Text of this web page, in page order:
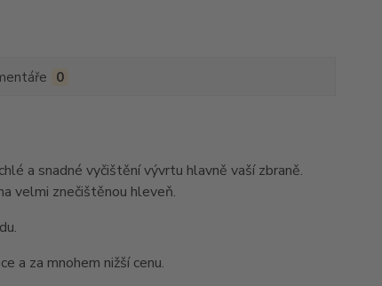
0
a snadné vyčištění vývrtu hlavně vaší zbraně.
velmi znečištěnou hleveň.
a za mnohem nižší cenu.